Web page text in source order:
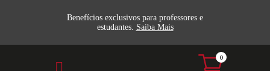
Benefícios exclusivos para professores e
estudantes. Saiba Mais
0